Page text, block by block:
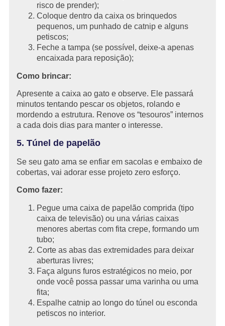
risco de prender);
Coloque dentro da caixa os brinquedos
pequenos, um punhado de catnip e alguns
petiscos;
Feche a tampa (se possível, deixe-a apenas
encaixada para reposição);
Como brincar:
Apresente a caixa ao gato e observe. Ele passará
minutos tentando pescar os objetos, rolando e
mordendo a estrutura. Renove os “tesouros” internos
a cada dois dias para manter o interesse.
5. Túnel de papelão
Se seu gato ama se enfiar em sacolas e embaixo de
cobertas, vai adorar esse projeto zero esforço.
Como fazer:
Pegue uma caixa de papelão comprida (tipo
caixa de televisão) ou una várias caixas
menores abertas com fita crepe, formando um
tubo;
Corte as abas das extremidades para deixar
aberturas livres;
Faça alguns furos estratégicos no meio, por
onde você possa passar uma varinha ou uma
fita;
Espalhe catnip ao longo do túnel ou esconda
petiscos no interior.